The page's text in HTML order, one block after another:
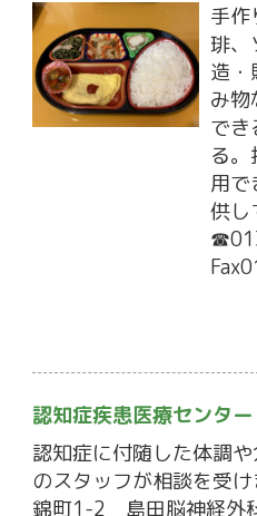
手作
琲、
造・
み物
でき
る
用で
供し
認知症疾患医療センタ
認知症に付随した体調
のスタッフが相談を受け
錦町1-2 島田脳神経外